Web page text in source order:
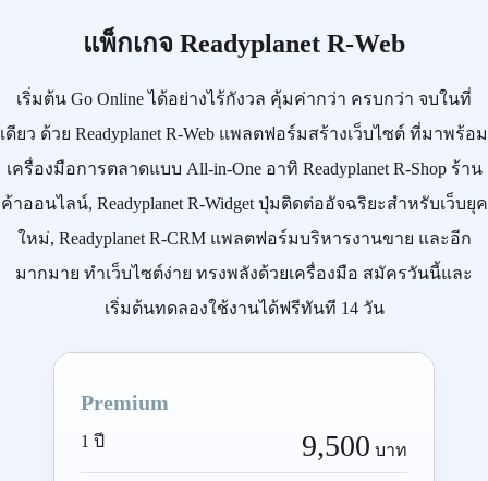
แพ็กเกจ Readyplanet R-Web
เริ่มต้น Go Onlineได้อย่างไร้กังวล คุ้มค่ากว่า ครบกว่า จบในที่
เดียว ด้วย Readyplanet R-Web แพลตฟอร์มสร้างเว็บไซต์ ที่มาพร้อม
เครื่องมือการตลาดแบบ All-in-Oneอาทิ Readyplanet R-Shopร้าน
ค้าออนไลน์, Readyplanet R-Widgetปุ่มติดต่ออัจฉริยะสำหรับเว็บยุค
ใหม่, Readyplanet R-CRMแพลตฟอร์มบริหารงานขาย และอีก
มากมาย ทำเว็บไซต์ง่าย ทรงพลังด้วยเครื่องมือ สมัครวันนี้และ
เริ่มต้นทดลองใช้งานได้ฟรีทันที 14 วัน
Premium
1 ปี 9,500 บาท